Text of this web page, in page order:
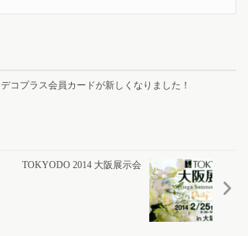
デコプラス会員カードが新しくなりました！
TOKYODO 2014 大阪展示会